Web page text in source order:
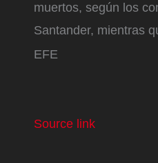
muertos, según los
Santander, mientras
EFE
Source link